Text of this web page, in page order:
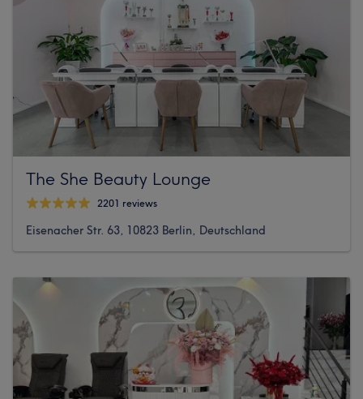
The She Beauty Lounge
2201 reviews
Eisenacher Str. 63, 10823 Berlin, Deutschland